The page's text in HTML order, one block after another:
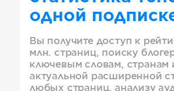
одной
Вы получите доступ к
млн. страниц, поиску
ключевым словам, странам
актуальной расширенной
любых страниц, анализу